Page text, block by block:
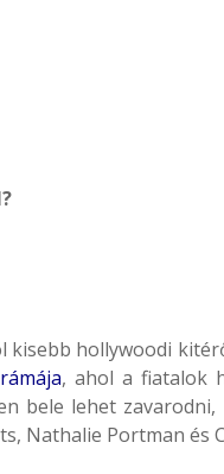
kisebb hollywoodi
, ahol a fiatalok
bele lehet
Nathalie Portman és